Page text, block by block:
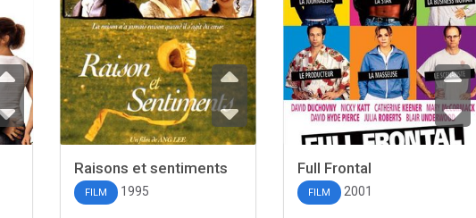
Raisons et sentiments
FILM 1995
Full Frontal
FILM 2001